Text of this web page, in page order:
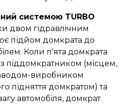
системою TURBO
двом гідравлічним
підйом домкрата до
Коли п'ята домкрата
з піддомкратником (місцем,
виробником
підняття домкратом) та
автомобіля, домкрат